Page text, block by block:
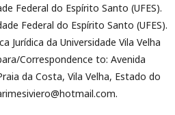
Federal do Espírito Santo (UFES).
Federal do Espírito Santo (UFES).
Jurídica da Universidade Vila Velha
Correspondence to: Avenida
da Costa, Vila Velha, Estado do